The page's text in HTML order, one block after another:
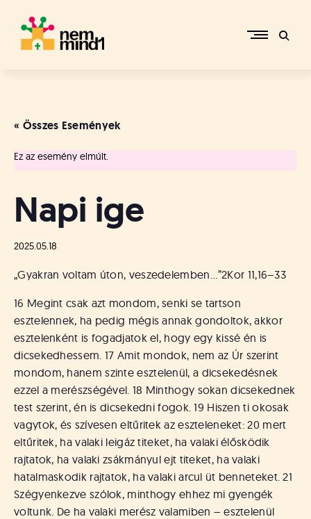
content
p
r
i
R
f
o
r
m
á
t
u
s
o
k
e
-
L
a
p
j
a
« Összes Események
Ez az esemény elmúlt.
Napi ige
2025.05.18
„Gyakran voltam úton, veszedelemben…”2Kor 11,16–33
16 Megint csak azt mondom, senki se tartson
esztelennek, ha pedig mégis annak gondoltok, akkor
esztelenként is fogadjatok el, hogy egy kissé én is
dicsekedhessem. 17 Amit mondok, nem az Úr szerint
mondom, hanem szinte esztelenül, a dicsekedésnek
ezzel a merészségével. 18 Minthogy sokan dicsekednek
test szerint, én is dicsekedni fogok. 19 Hiszen ti okosak
vagytok, és szívesen eltűritek az eszteleneket: 20 mert
eltűritek, ha valaki leigáz titeket, ha valaki élősködik
rajtatok, ha valaki zsákmányul ejt titeket, ha valaki
hatalmaskodik rajtatok, ha valaki arcul üt benneteket. 21
Szégyenkezve szólok, minthogy ehhez mi gyengék
voltunk. De ha valaki merész valamiben – esztelenül